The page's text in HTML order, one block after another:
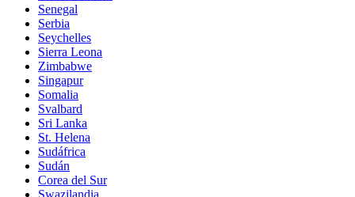
Senegal
Serbia
Seychelles
Sierra Leona
Zimbabwe
Singapur
Somalia
Svalbard
Sri Lanka
St. Helena
Sudáfrica
Sudán
Corea del Sur